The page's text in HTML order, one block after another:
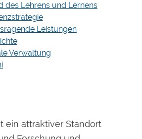
des Lehrens und Lernens
Leistungen
Verwaltung
ein attraktiver Standort